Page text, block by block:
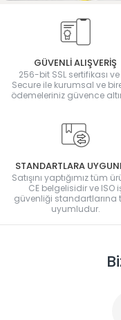
GÜVENLİ ALIŞVERİŞ
256-bit SSL sertifikası ve
Secure ile kurumsal ve
ödemeleriniz güvence
STANDARTLARA
Satışını yaptığımız tüm
CE belgelisidir ve ISO
güvenliği standartlarına
uyumludur.